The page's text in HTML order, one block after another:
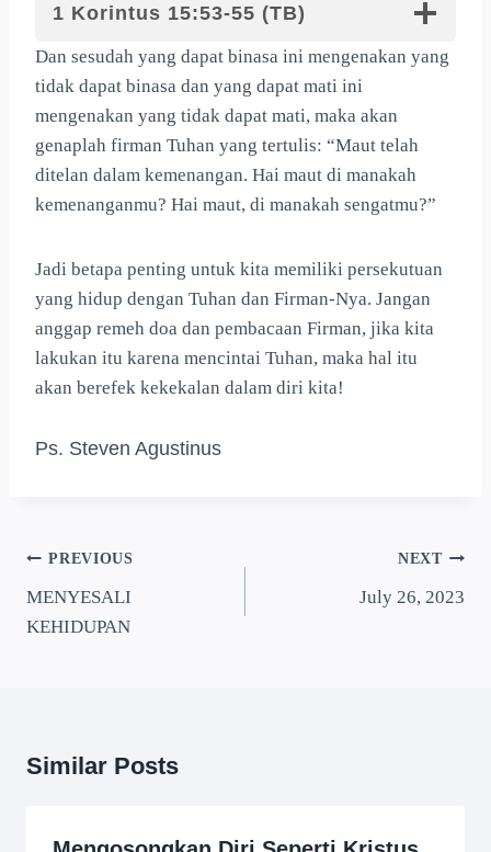
1 Korintus 15:53-55 (TB)
Dan sesudah yang dapat binasa ini mengenakan yang
tidak dapat binasa dan yang dapat mati ini
mengenakan yang tidak dapat mati, maka akan
genaplah firman Tuhan yang tertulis: “Maut telah
ditelan dalam kemenangan. Hai maut di manakah
kemenanganmu? Hai maut, di manakah sengatmu?”
Jadi betapa penting untuk kita memiliki persekutuan
yang hidup dengan Tuhan dan Firman-Nya. Jangan
anggap remeh doa dan pembacaan Firman, jika kita
lakukan itu karena mencintai Tuhan, maka hal itu
akan berefek kekekalan dalam diri kita!
Ps. Steven Agustinus
PREVIOUS
MENYESALI
KEHIDUPAN
NEXT
July 26, 2023
Similar Posts